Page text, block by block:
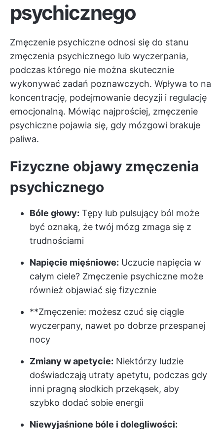
psychicznego
Zmęczenie psychiczne odnosi się do stanu
zmęczenia psychicznego lub wyczerpania,
podczas którego nie można skutecznie
wykonywać zadań poznawczych. Wpływa to na
koncentrację, podejmowanie decyzji i regulację
emocjonalną. Mówiąc najprościej, zmęczenie
psychiczne pojawia się, gdy mózgowi brakuje
paliwa.
Fizyczne objawy zmęczenia
psychicznego
Bóle głowy: Tępy lub pulsujący ból może
być oznaką, że twój mózg zmaga się z
trudnościami
Napięcie mięśniowe: Uczucie napięcia w
całym ciele? Zmęczenie psychiczne może
również objawiać się fizycznie
**Zmęczenie: możesz czuć się ciągle
wyczerpany, nawet po dobrze przespanej
nocy
Zmiany w apetycie: Niektórzy ludzie
doświadczają utraty apetytu, podczas gdy
inni pragną słodkich przekąsek, aby
szybko dodać sobie energii
Niewyjaśnione bóle i dolegliwości: